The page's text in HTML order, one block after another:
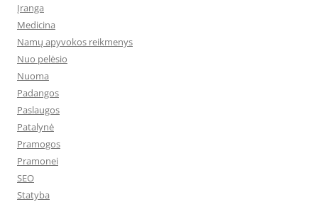
Įranga
Medicina
Namų apyvokos reikmenys
Nuo pelėsio
Nuoma
Padangos
Paslaugos
Patalynė
Pramogos
Pramonei
SEO
Statyba